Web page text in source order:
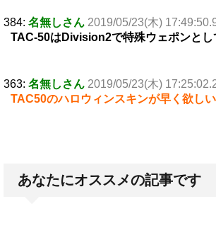
384: 名無しさん 2019/05/23(木)
TAC-50はDivision2で特殊ウェポンとし
363: 名無しさん 2019/05/23(木)
TAC50のハロウィンスキンが早く欲しい
あなたにオススメの記事です